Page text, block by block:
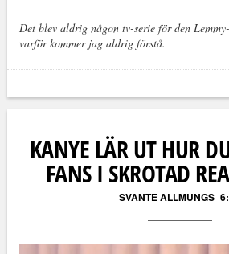
Det blev aldrig någon tv-serie för den Lemmy-
varför kommer jag aldrig förstå.
KANYE LÄR UT HUR
FANS I SKROTAD
SVANTE ALLMUNGS